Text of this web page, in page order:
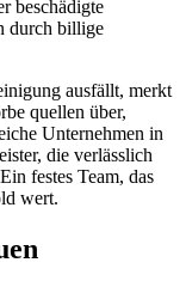
beschädigte
durch billige
ausfällt, merkt
quellen über,
Unternehmen in
die verlässlich
festes Team, das
wert.